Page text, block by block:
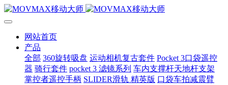
网站首页
产品
全部 360旋转吸盘 运动相机复古套件 Pocket 3口袋遥控
器 骑行套件 pocket 3 滤镜系列 车内支撑杆天地杆支架
掌控者遥控手柄 SLIDER滑轨 精英版 口袋车拍减震臂